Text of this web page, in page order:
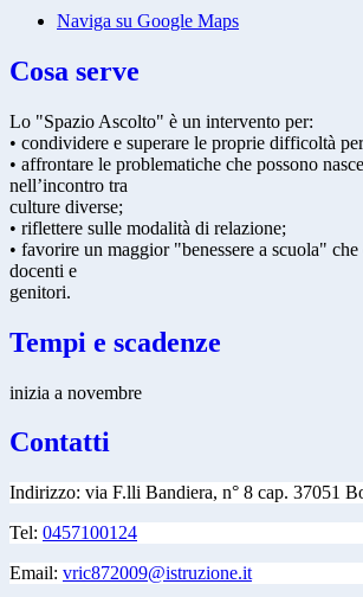
Naviga su Google Maps
Cosa serve
Lo "Spazio Ascolto" è un intervento per:
• condividere e superare le proprie difficoltà
• affrontare le problematiche che possono
nell’incontro tra
culture diverse;
• riflettere sulle modalità di relazione;
• favorire un maggior "benessere a scuola"
docenti e
genitori.
Tempi e scadenze
inizia a novembre
Contatti
Indirizzo: via F.lli Bandiera, n° 8 cap. 37051
Tel: 0457100124
Email: vric872009@istruzione.it